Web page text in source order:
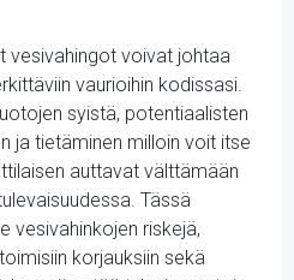
vesivahingot voivat johtaa
vaurioihin kodissasi.
syistä, potentiaalisten
ja tietäminen milloin voit itse
auttavat välttämään
Tässä
vesivahinkojen riskejä,
korjauksiin sekä